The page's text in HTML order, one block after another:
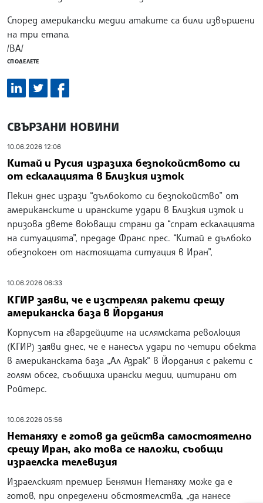
Според американски медии атаките са били извършени
на три етапа.
/ВА/
СПОДЕЛЕТЕ
СВЪРЗАНИ НОВИНИ
10.06.2026 12:06
Китай и Русия изразиха безпокойството си
от ескалацията в Близкия изток
Пекин днес изрази “дълбокото си безпокойство” от
американските и иранските удари в Близкия изток и
призова двете воюващи страни да “спрат ескалацията
на ситуацията”, предаде Франс прес. “Китай е дълбоко
обезпокоен от настоящата ситуация в Иран”,
10.06.2026 06:33
КГИР заяви, че е изстрелял ракети срещу
американска база в Йордания
Корпусът на гвардейците на ислямската революция
(КГИР) заяви днес, че е нанесъл удари по четири обекта
в американската база „Ал Азрак“ в Йордания с ракети с
голям обсег, съобщиха ирански медии, цитирани от
Ройтерс.
10.06.2026 05:56
Нетаняху е готов да действа самостоятелно
срещу Иран, ако това се наложи, съобщи
израелска телевизия
Израелският премиер Бенямин Нетаняху може да е
готов, при определени обстоятелства, „да нанесе